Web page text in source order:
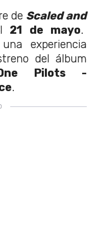
de Scaled and
21 de mayo.
experiencia
del álbum
Pilots -
.